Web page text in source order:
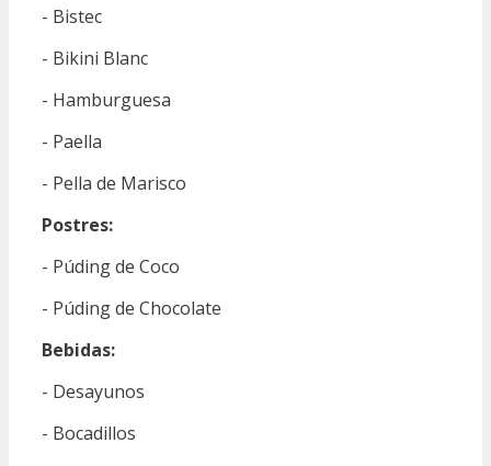
- Bistec
- Bikini Blanc
- Hamburguesa
- Paella
- Pella de Marisco
Postres:
- Púding de Coco
- Púding de Chocolate
Bebidas:
- Desayunos
- Bocadillos